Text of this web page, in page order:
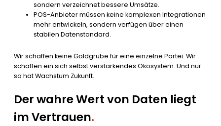
sondern verzeichnet bessere Umsätze.
POS-Anbieter müssen keine komplexen Integrationen
mehr entwickeln, sondern verfügen über einen
stabilen Datenstandard.
Wir schaffen keine Goldgrube für eine einzelne Partei. Wir
schaffen ein sich selbst verstärkendes Ökosystem. Und nur
so hat Wachstum Zukunft.
Der wahre Wert von Daten liegt
im Vertrauen.